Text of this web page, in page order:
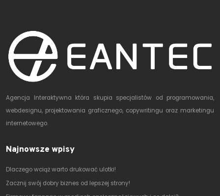
Agencja Interaktywna która skupia specjalistów od programowania,
webdesignu, projektowania graficznego, copywritingu oraz marketingu
internetowego.
Najnowsze wpisy
Dlaczego wciąż warto drukować ulotki!
Zacznij swój dobry biznes od lepszej strony!